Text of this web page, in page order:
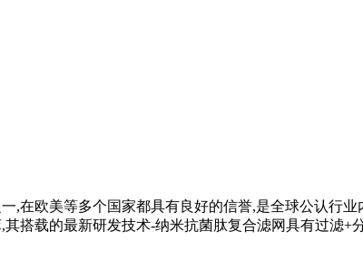
,在欧美等多个国家都具有良好的信誉,是全球公认行
搭载的最新研发技术-纳米抗菌肽复合滤网具有过滤